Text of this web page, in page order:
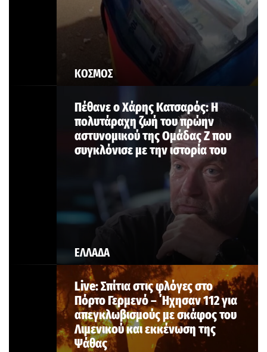
ΚΟΣΜΟΣ
ΕΛΛΑΔΑ
Πέθανε ο Χάρης Κατσαρός: Η
πολυτάραχη ζωή του πρώην
αστυνομικού της Ομάδας Ζ που
συγκλόνισε με την ιστορία του
Live: Σπίτια στις φλόγες στο
Πόρτο Γερμενό – ΄Ηχησαν 112 για
απεγκλωβισμούς με σκάφος του
Λιμενικού και εκκένωση της
Ψάθας